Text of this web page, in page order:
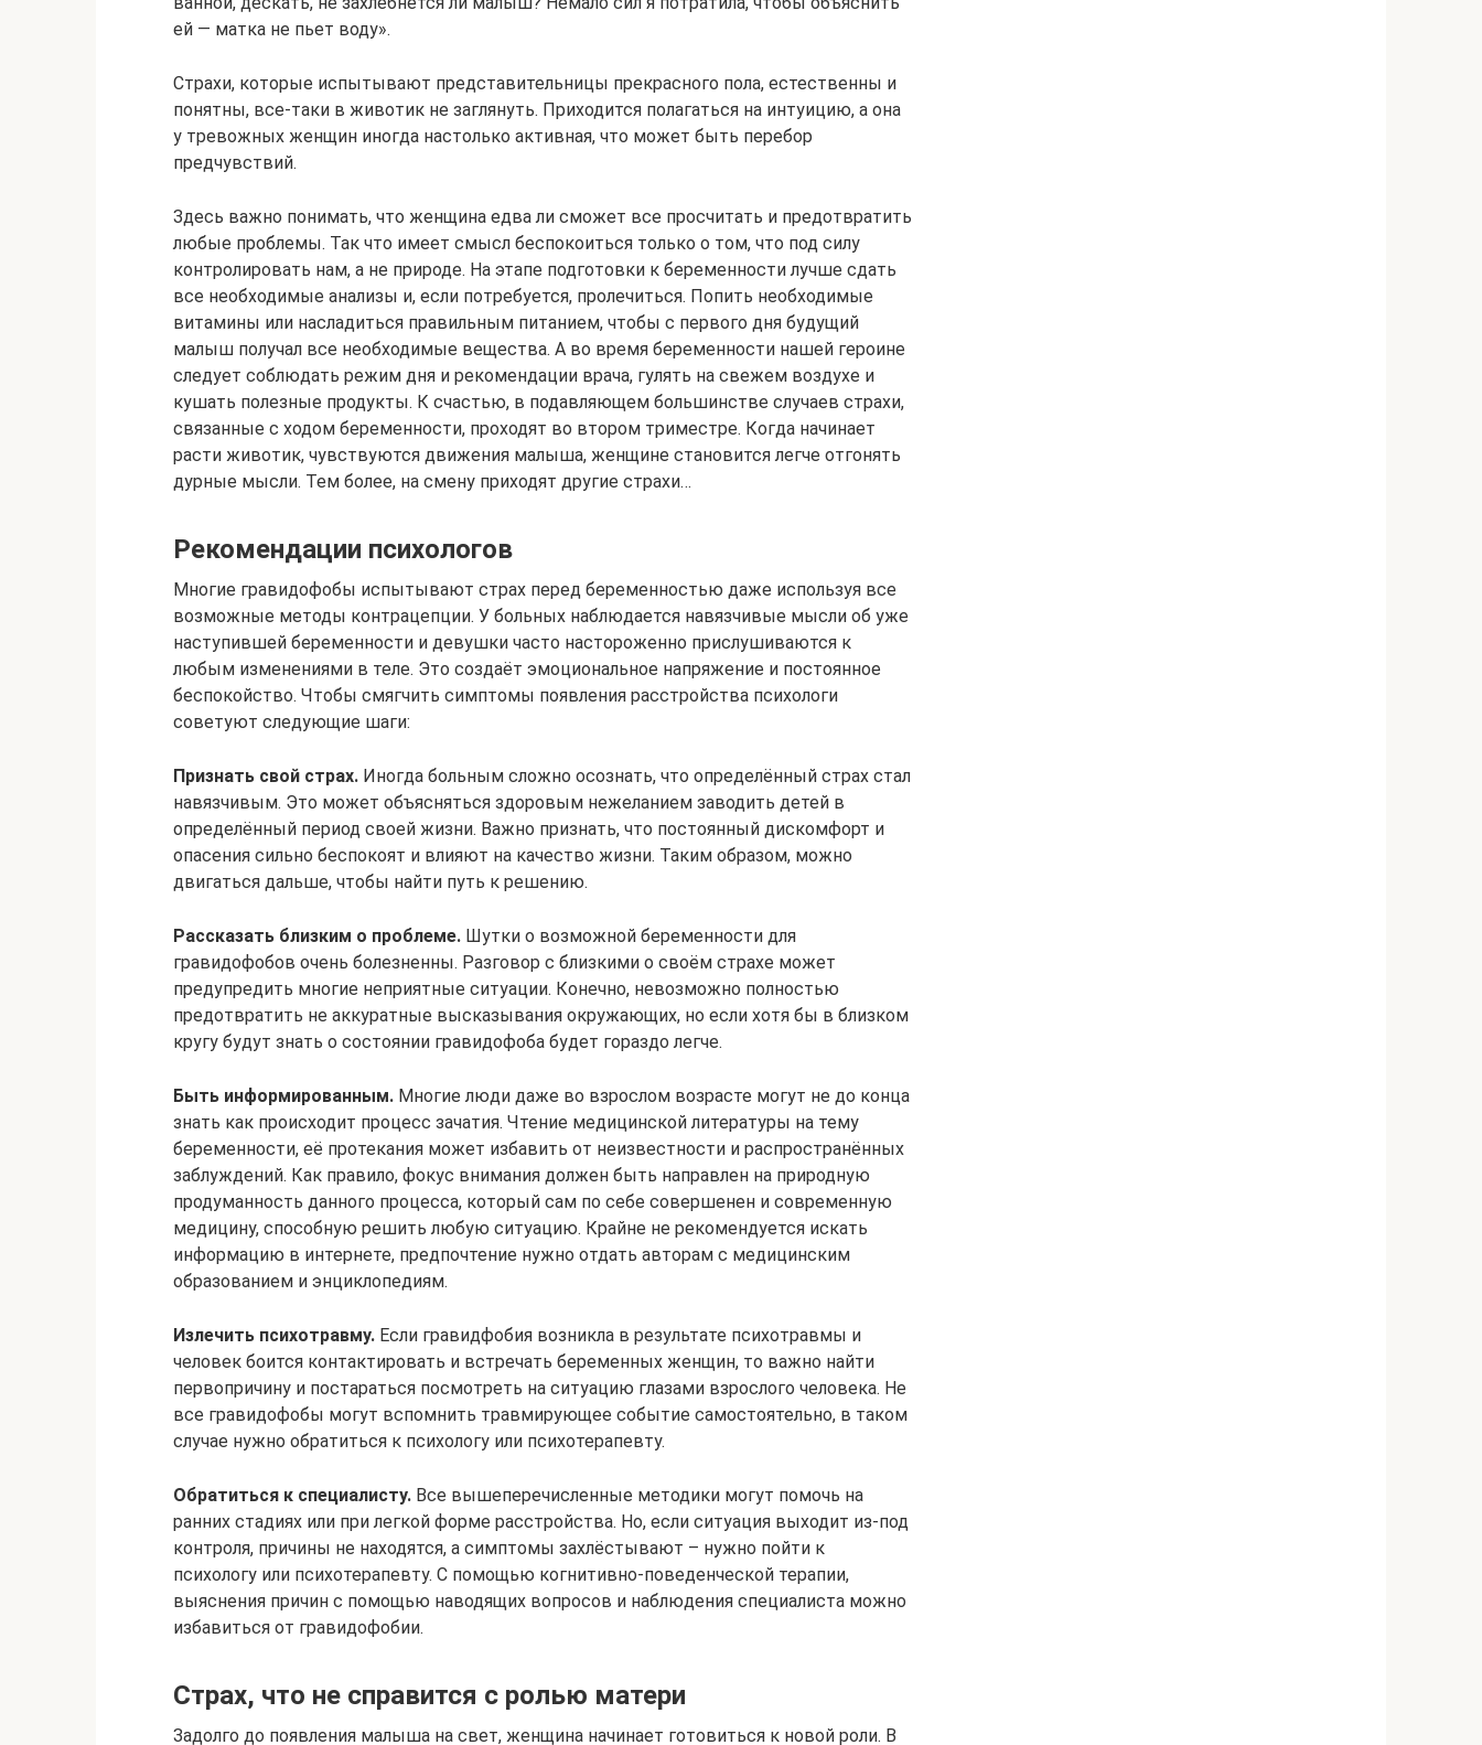
ей — матка не пьет воду».
Страхи, которые испытывают представительницы прекрасного пола, естественны и
понятны, все-таки в животик не заглянуть. Приходится полагаться на интуицию, а она
у тревожных женщин иногда настолько активная, что может быть перебор
предчувствий.
Здесь важно понимать, что женщина едва ли сможет все просчитать и предотвратить
любые проблемы. Так что имеет смысл беспокоиться только о том, что под силу
контролировать нам, а не природе. На этапе подготовки к беременности лучше сдать
все необходимые анализы и, если потребуется, пролечиться. Попить необходимые
витамины или насладиться правильным питанием, чтобы с первого дня будущий
малыш получал все необходимые вещества. А во время беременности нашей героине
следует соблюдать режим дня и рекомендации врача, гулять на свежем воздухе и
кушать полезные продукты. К счастью, в подавляющем большинстве случаев страхи,
связанные с ходом беременности, проходят во втором триместре. Когда начинает
расти животик, чувствуются движения малыша, женщине становится легче отгонять
дурные мысли. Тем более, на смену приходят другие страхи…
Рекомендации психологов
Многие гравидофобы испытывают страх перед беременностью даже используя все
возможные методы контрацепции. У больных наблюдается навязчивые мысли об уже
наступившей беременности и девушки часто настороженно прислушиваются к
любым изменениями в теле. Это создаёт эмоциональное напряжение и постоянное
беспокойство. Чтобы смягчить симптомы появления расстройства психологи
советуют следующие шаги:
Признать свой страх. Иногда больным сложно осознать, что определённый страх стал
навязчивым. Это может объясняться здоровым нежеланием заводить детей в
определённый период своей жизни. Важно признать, что постоянный дискомфорт и
опасения сильно беспокоят и влияют на качество жизни. Таким образом, можно
двигаться дальше, чтобы найти путь к решению.
Рассказать близким о проблеме. Шутки о возможной беременности для
гравидофобов очень болезненны. Разговор с близкими о своём страхе может
предупредить многие неприятные ситуации. Конечно, невозможно полностью
предотвратить не аккуратные высказывания окружающих, но если хотя бы в близком
кругу будут знать о состоянии гравидофоба будет гораздо легче.
Быть информированным. Многие люди даже во взрослом возрасте могут не до конца
знать как происходит процесс зачатия. Чтение медицинской литературы на тему
беременности, её протекания может избавить от неизвестности и распространённых
заблуждений. Как правило, фокус внимания должен быть направлен на природную
продуманность данного процесса, который сам по себе совершенен и современную
медицину, способную решить любую ситуацию. Крайне не рекомендуется искать
информацию в интернете, предпочтение нужно отдать авторам с медицинским
образованием и энциклопедиям.
Излечить психотравму. Если гравидфобия возникла в результате психотравмы и
человек боится контактировать и встречать беременных женщин, то важно найти
первопричину и постараться посмотреть на ситуацию глазами взрослого человека. Не
все гравидофобы могут вспомнить травмирующее событие самостоятельно, в таком
случае нужно обратиться к психологу или психотерапевту.
Обратиться к специалисту. Все вышеперечисленные методики могут помочь на
ранних стадиях или при легкой форме расстройства. Но, если ситуация выходит из-под
контроля, причины не находятся, а симптомы захлёстывают – нужно пойти к
психологу или психотерапевту. С помощью когнитивно-поведенческой терапии,
выяснения причин с помощью наводящих вопросов и наблюдения специалиста можно
избавиться от гравидофобии.
Страх, что не справится с ролью матери
Задолго до появления малыша на свет, женщина начинает готовиться к новой роли. В